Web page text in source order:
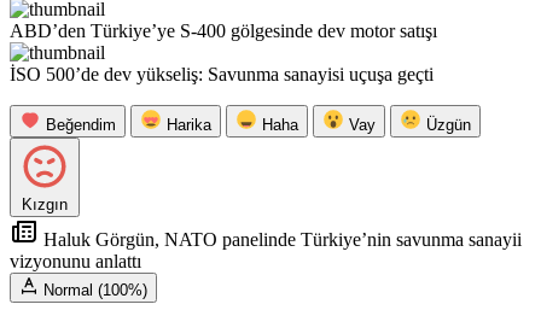
ABD’den Türkiye’ye S-400 gölgesinde dev motor satışı
İSO 500’de dev yükseliş: Savunma sanayisi uçuşa geçti
Beğendim Harika Haha Vay Üzgün
Kızgın
Haluk Görgün, NATO panelinde Türkiye’nin savunma sanayii
vizyonunu anlattı
Normal (100%)